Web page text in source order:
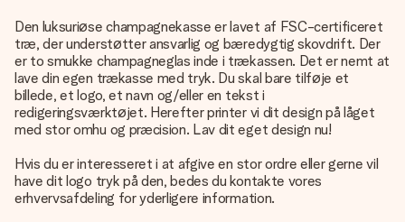
Den luksuriøse champagnekasse er lavet af FSC-certificeret
træ, der understøtter ansvarlig og bæredygtig skovdrift. Der
er to smukke champagneglas inde i trækassen. Det er nemt at
lave din egen trækasse med tryk. Du skal bare tilføje et
billede, et logo, et navn og/eller en tekst i
redigeringsværktøjet. Herefter printer vi dit design på låget
med stor omhu og præcision. Lav dit eget design nu!
Hvis du er interesseret i at afgive en stor ordre eller gerne vil
have dit logo tryk på den, bedes du kontakte vores
erhvervsafdeling for yderligere information.